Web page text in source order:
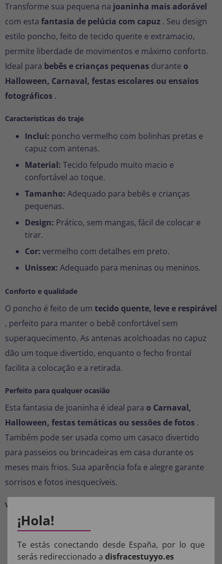
Transforme sua pequena na joaninha mais adorável
com esta fantasia de pelúcia com capuz . Seu design
estilo poncho, feito de tecido quente e extramacio,
permite liberdade de movimentos e máximo conforto.
Ideal para bebês e crianças pequenas durante o
Halloween, Carnaval, festas escolares ou ensaios
fotográficos .
Características do traje
Inclui: poncho vermelho com bolinhas pretas e
capuz com antenas.
Material: Tecido felpudo muito macio e
confortável ao toque.
Tamanho: Adequado para bebês e crianças
pequenas.
Design: Prático, sem mangas, fácil de colocar e
tirar.
Cor: vermelho com detalhes em preto.
Unissex: Adequado para meninas ou meninos.
Conforto e qualidade
O poncho é feito de um tecido quente, leve e respirável
, perfeito para manter o bebê confortável sem
superaquecimento. As antenas acolchoadas no capuz
dão um toque divertido, enquanto o fecho frontal
facilita a colocação e a retirada.
Perfeito para qualquer ocasião
Esta fantasia de joaninha é ideal para o Carnaval,
Halloween, festas temáticas ou sessões de fotos .
Também pode ser usada como um casaco divertido
para passeios ou brincadeiras em casa durante os
meses mais frios. Sua aparência fofa e alegre garante
sorrisos e fotos inesquecíveis.
Vantagens do produto
Maciez total: tecido felpudo confortável e não
irritante.
Design aberto: permite que você o vista sobre as
¡Hola!
Te estás conectando desde España, por lo que
serás redireccionado a disfracestuyyo.es